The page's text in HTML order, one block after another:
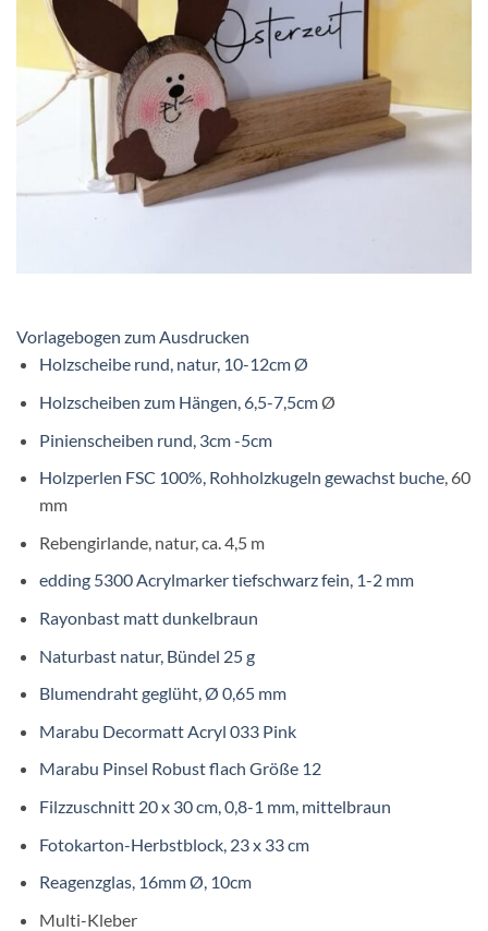
Vorlagebogen zum Ausdrucken
Holzscheibe rund, natur, 10-12cmØ
Holzscheiben zum Hängen, 6,5-7,5cmØ
Pinienscheiben rund, 3cm -5cm
Holzperlen FSC 100%, Rohholzkugeln gewachst buche, 60
mm
Rebengirlande, natur, ca. 4,5 m
edding 5300 Acrylmarker tiefschwarz fein, 1-2 mm
Rayonbast matt dunkelbraun
Naturbast natur, Bündel 25 g
Blumendraht geglüht, Ø 0,65 mm
Marabu Decormatt Acryl 033 Pink
Marabu Pinsel Robust flach Größe 12
Filzzuschnitt 20 x 30 cm, 0,8-1 mm, mittelbraun
Fotokarton-Herbstblock, 23 x 33 cm
Reagenzglas, 16mm Ø, 10cm
Multi-Kleber